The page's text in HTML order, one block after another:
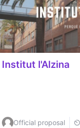
Institut l'Alzina
Official proposal